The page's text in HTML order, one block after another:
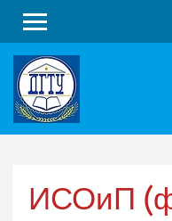
Перейти
основному
содержанию
ИСОиП